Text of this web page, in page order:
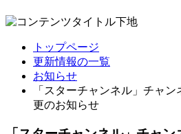
トップページ
更新情報の一覧
お知らせ
「スターチャンネル」チャ
更のお知らせ